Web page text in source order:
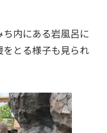
内にある岩風呂に
とる様子も見られ